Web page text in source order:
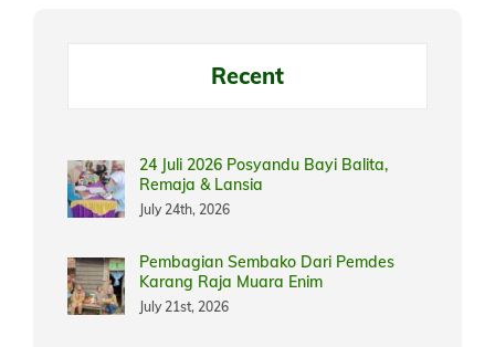
Recent
24 Juli 2026 Posyandu Bayi Balita,
Remaja & Lansia
July 24th, 2026
Pembagian Sembako Dari Pemdes
Karang Raja Muara Enim
July 21st, 2026